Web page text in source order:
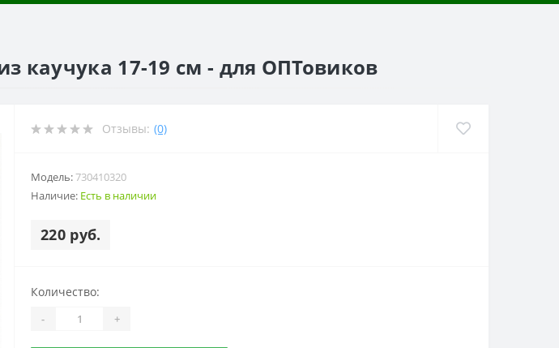
каучука 17-19 см - для ОПТовиков
Отзывы: (0)
Модель:730410320
Наличие: Есть в наличии
220 руб.
Количество:
- +